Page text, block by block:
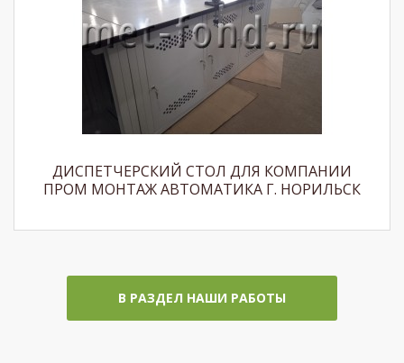
ДИСПЕТЧЕРСКИЙ СТОЛ ДЛЯ КОМПАНИИ
ПРОМ МОНТАЖ АВТОМАТИКА Г. НОРИЛЬСК
В РАЗДЕЛ НАШИ РАБОТЫ